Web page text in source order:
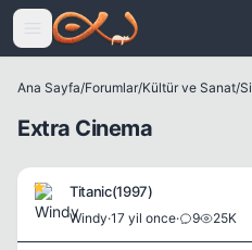
Icerige atla
Ana Sayfa/Forumlar/Kültür ve Sanat/
Extra Cinema
Titanic(1997)
Windy·17 yil once· 9 25K